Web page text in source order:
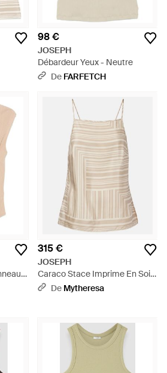
98 €
JOSEPH
Débardeur Yeux - Neutre
De FARFETCH
-
315 €
JOSEPH
Caraco Stace Imprime En Soie
- Neutre
De Mytheresa